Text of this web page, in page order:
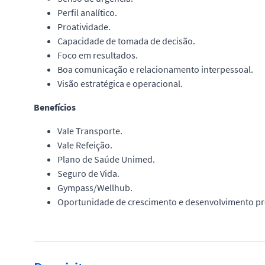
Perfil analítico.
Proatividade.
Capacidade de tomada de decisão.
Foco em resultados.
Boa comunicação e relacionamento interpessoal.
Visão estratégica e operacional.
Benefícios
Vale Transporte.
Vale Refeição.
Plano de Saúde Unimed.
Seguro de Vida.
Gympass/Wellhub.
Oportunidade de crescimento e desenvolvimento